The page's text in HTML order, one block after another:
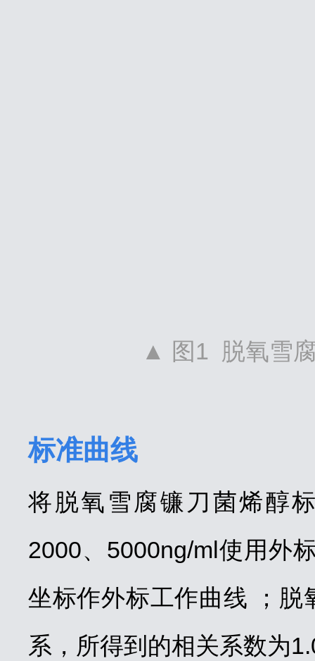
▲ 图1 脱氧雪
标准曲线
将脱氧雪腐镰刀菌烯醇
2000、5000ng/ml使用外
坐标作外标工作曲线 ；脱
系，所得到的相关系数为